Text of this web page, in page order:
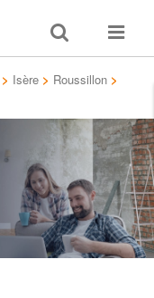
Toggle
search
Toggle
> Isère > Roussillon >